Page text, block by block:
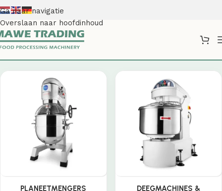
Ga naar navigatie
Overslaan naar hoofdinhoud
PLANEETMENGERS
DEEGMACHINES &